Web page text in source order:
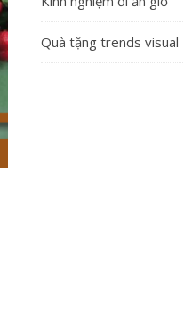
Quà tặng trends visual